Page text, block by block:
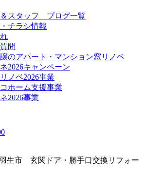
スタッフ ブログ一覧
チラシ情報
問
のアパート・マンション窓リノベ
2026キャンペーン
ノベ2026事業
ホーム支援事業
2026事業
生市 玄関ドア・勝手口交換リフォー